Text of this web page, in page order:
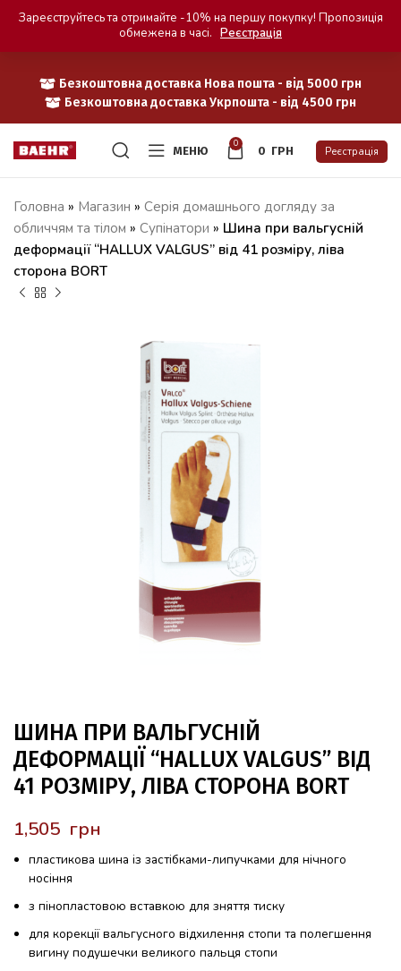
Безкоштовна доставка Нова пошта - від 5000 грн
Безкоштовна доставка Укрпошта - від 4500 грн
МЕНЮ
0
0 ГРН Реєстрація
Головна » Магазин » Серія домашнього догляду за
обличчям та тілом » Супінатори » Шина при вальгусній
деформації “HALLUX VALGUS” від 41 розміру, ліва
сторона BORT
ШИНА ПРИ ВАЛЬГУСНІЙ
ДЕФОРМАЦІЇ “HALLUX VALGUS” ВІД
41 РОЗМІРУ, ЛІВА СТОРОНА BORT
грн
пластикова шина із застібками-липучками для нічного
носіння
з пінопластовою вставкою для зняття тиску
для корекції вальгусного відхилення стопи та полегшення
вигину подушечки великого пальця стопи
Зареєструйтесь та отримайте -10% на першу покупку! Пропозиція
обмежена в часі. Реєстрація